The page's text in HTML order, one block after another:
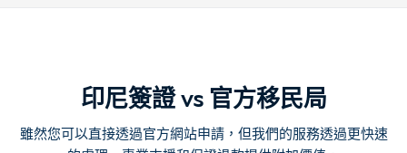
印尼簽證 vs 官方移民局
雖然您可以直接透過官方網站申請，但我們的服務透過更快速